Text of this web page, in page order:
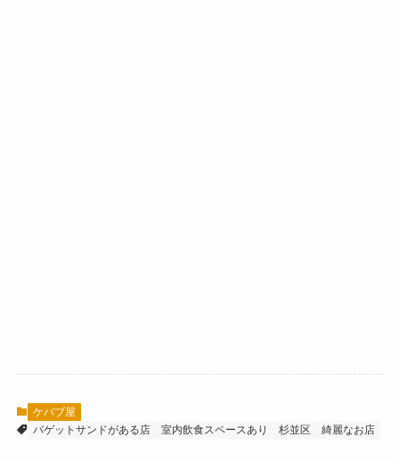
ケバブ屋
バゲットサンドがある店
室内飲食スペースあり 杉並区 綺麗なお店